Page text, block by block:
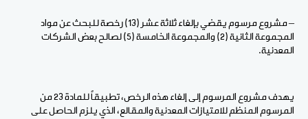
– مشروع مرسوم يقضي بإلغاء ثلاثة عشر (13) رخصة للبحث عن مواد
المجموعة الثانية (2) والمجموعة الخامسة (5) لصالح بعض الشركات
المعدنية.
يهدف مشروع المرسوم إلى إلغاء هذه الرخص، تطبيقاً للمادة 23 من
المرسوم المنظم للامتيازات المعدنية والمقالع، الذي يلزم الحاصل على